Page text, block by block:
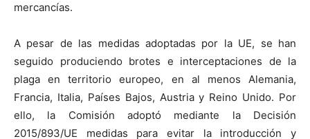
mercancías.
A pesar de las medidas adoptadas por la UE, se han
seguido produciendo brotes e interceptaciones de la
plaga en territorio europeo, en al menos Alemania,
Francia, Italia, Países Bajos, Austria y Reino Unido. Por
ello, la Comisión adoptó mediante la Decisión
2015/893/UE medidas para evitar la introducción y